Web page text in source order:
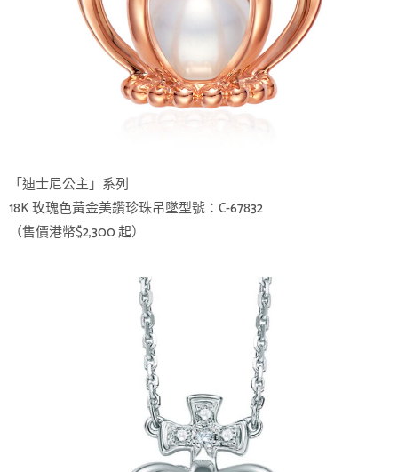
「迪士尼公主」系列
18K 玫瑰色黃金美鑽珍珠吊墜型號：C-67832
（售價港幣$2,300 起）